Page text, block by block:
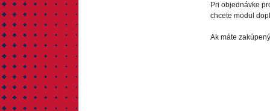
Pri objednávke
chcete modul
Ak máte